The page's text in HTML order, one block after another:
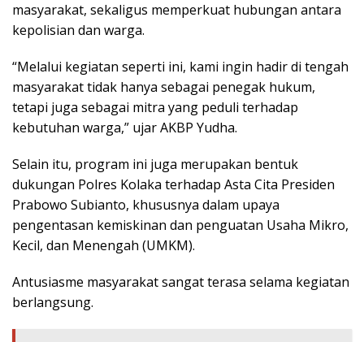
masyarakat, sekaligus memperkuat hubungan antara
kepolisian dan warga.
“Melalui kegiatan seperti ini, kami ingin hadir di tengah
masyarakat tidak hanya sebagai penegak hukum,
tetapi juga sebagai mitra yang peduli terhadap
kebutuhan warga,” ujar AKBP Yudha.
Selain itu, program ini juga merupakan bentuk
dukungan Polres Kolaka terhadap Asta Cita Presiden
Prabowo Subianto, khususnya dalam upaya
pengentasan kemiskinan dan penguatan Usaha Mikro,
Kecil, dan Menengah (UMKM).
Antusiasme masyarakat sangat terasa selama kegiatan
berlangsung.